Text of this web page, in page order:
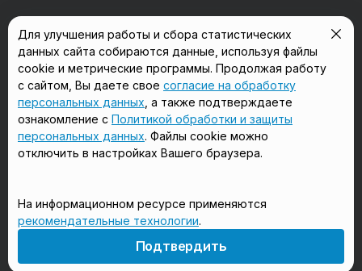
в Сергиевом Посаде в Люберцах
в Красногорске в Королёве
в Домодедово в Щёлково
18+
Мы в соцсетях
Для улучшения работы и сбора статистических
данных сайта собираются данные, используя файлы
cookie и метрические программы. Продолжая работу
с сайтом, Вы даете свое согласие на обработку
персональных данных , а также подтверждаете
ознакомление с Политикой обработки и защиты
персональных данных. Файлы cookie можно
отключить в настройках Вашего браузера.
На информационном ресурсе применяются
рекомендательные технологии.
Подтвердить